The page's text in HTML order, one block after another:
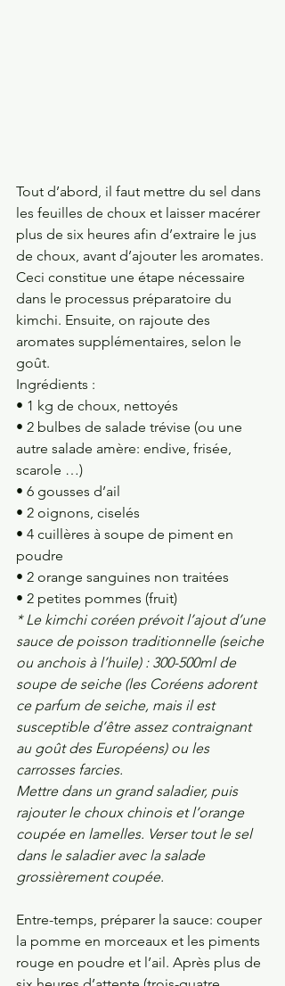
Tout d’abord, il faut mettre du sel dans
les feuilles de choux et laisser macérer
plus de six heures afin d’extraire le jus
de choux, avant d’ajouter les aromates.
Ceci constitue une étape nécessaire
dans le processus préparatoire du
kimchi. Ensuite, on rajoute des
aromates supplémentaires, selon le
goût.
Ingrédients :
• 1 kg de choux, nettoyés
• 2 bulbes de salade trévise (ou une
autre salade amère: endive, frisée,
scarole …)
• 6 gousses d’ail
• 2 oignons, ciselés
• 4 cuillères à soupe de piment en
poudre
• 2 orange sanguines non traitées
• 2 petites pommes (fruit)
* Le kimchi coréen prévoit l’ajout d’une
sauce de poisson traditionnelle (seiche
ou anchois à l’huile) : 300-500ml de
soupe de seiche (les Coréens adorent
ce parfum de seiche, mais il est
susceptible d’être assez contraignant
au goût des Européens) ou les
carrosses farcies.
Mettre dans un grand saladier, puis
rajouter le choux chinois et l’orange
coupée en lamelles. Verser tout le sel
dans le saladier avec la salade
grossièrement coupée.
Entre-temps, préparer la sauce: couper
la pomme en morceaux et les piments
rouge en poudre et l’ail. Après plus de